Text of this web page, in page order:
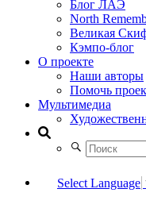
Блог ЛАЭ
North
Великая
Кэмпо-блог
О проекте
Наши авторы
Помочь
Мультимедиа
Select Language